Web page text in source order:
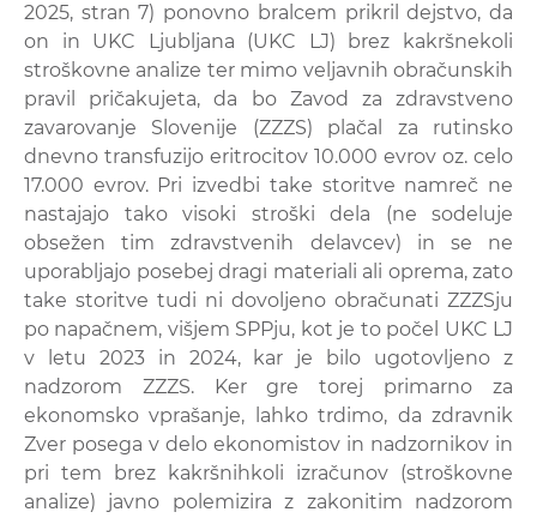
2025, stran 7) ponovno bralcem prikril dejstvo, da
on in UKC Ljubljana (UKC LJ) brez kakršnekoli
stroškovne analize ter mimo veljavnih obračunskih
pravil pričakujeta, da bo Zavod za zdravstveno
zavarovanje Slovenije (ZZZS) plačal za rutinsko
dnevno transfuzijo eritrocitov 10.000 evrov oz. celo
17.000 evrov. Pri izvedbi take storitve namreč ne
nastajajo tako visoki stroški dela (ne sodeluje
obsežen tim zdravstvenih delavcev) in se ne
uporabljajo posebej dragi materiali ali oprema, zato
take storitve tudi ni dovoljeno obračunati ZZZSju
po napačnem, višjem SPPju, kot je to počel UKC LJ
v letu 2023 in 2024, kar je bilo ugotovljeno z
nadzorom ZZZS. Ker gre torej primarno za
ekonomsko vprašanje, lahko trdimo, da zdravnik
Zver posega v delo ekonomistov in nadzornikov in
pri tem brez kakršnihkoli izračunov (stroškovne
analize) javno polemizira z zakonitim nadzorom